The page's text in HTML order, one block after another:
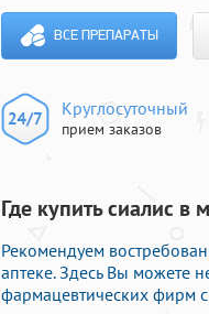
ВСЕ ПРЕПАРАТЫ
Круглосуточный
прием заказов
Где купить сиалис в
Рекомендуем
аптеке. Здесь Вы можете
фармацевтических фирм